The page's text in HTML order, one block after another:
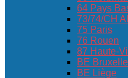
64 Pays
73/74/CH
75 Paris
76 Rouen
87 Haute-
BE
BE Liège